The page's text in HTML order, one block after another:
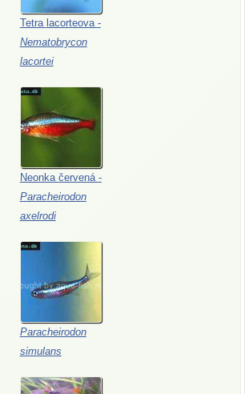
Tetra lacorteova -
Nematobrycon
lacortei
Neonka červená -
Paracheirodon
axelrodi
Paracheirodon
simulans